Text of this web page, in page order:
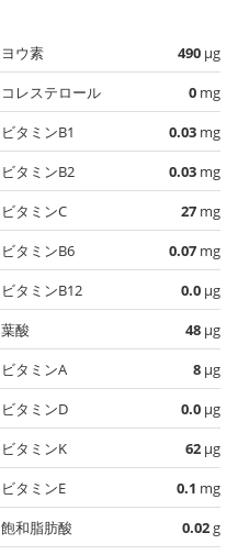
ヨウ素 490 µg
コレステロール
0 mg
ビタミンB1
0.03 mg
ビタミンB2
0.03 mg
ビタミンC
27 mg
ビタミンB6
0.07 mg
ビタミンB12
0.0 µg
葉酸
48 µg
ビタミンA
8 µg
ビタミンD
0.0 µg
ビタミンK
62 µg
ビタミンE
0.1 mg
飽和脂肪酸
0.02g